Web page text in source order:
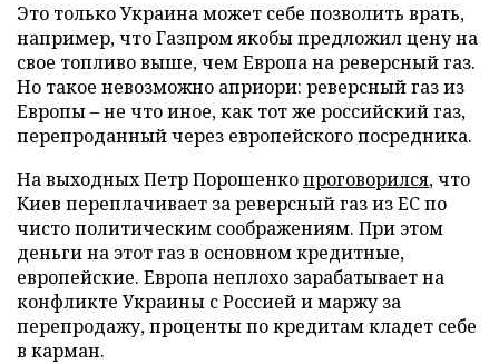
Это только Украина может себе позволить врать,
например, что Газпром якобы предложил цену на
свое топливо выше, чем Европа на реверсный газ.
Но такое невозможно априори: реверсный газ из
Европы – не что иное, как тот же российский газ,
перепроданный через европейского посредника.
На выходных Петр Порошенкопроговорился, что
Киев переплачивает за реверсный газ из ЕС по
чисто политическим соображениям. При этом
деньги на этот газ в основном кредитные,
европейские. Европа неплохо зарабатывает на
конфликте Украины с Россией и маржу за
перепродажу, проценты по кредитам кладет себе
в карман.